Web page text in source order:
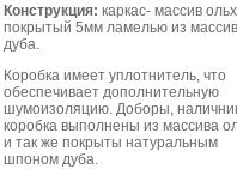
Конструкция: каркас- массив
покрытый 5мм ламелью из
дуба.
Коробка имеет уплотнитель, что
обеспечивает дополнительную
шумоизоляцию. Доборы,
коробка выполнены из массива
и так же покрыты натуральным
шпоном дуба.